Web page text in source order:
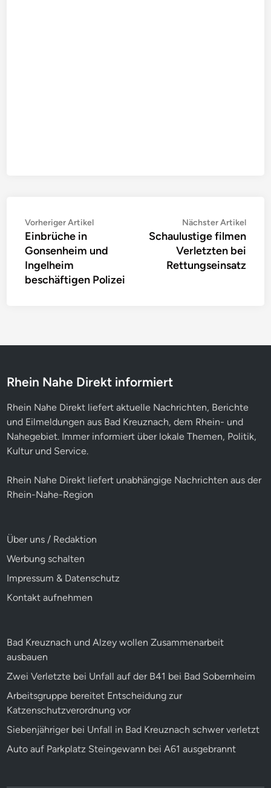
Beitragsnavigation
Vorheriger ArtikelVorheriger
Einbrüche in
Gonsenheim und
Ingelheim
beschäftigen Polizei
Nächster Artikel
Schaulustige filmen
Verletzten bei
Rettungseinsatz
Rhein Nahe Direkt informiert
Rhein Nahe Direkt liefert aktuelle Nachrichten, Berichte
und Eilmeldungen aus Bad Kreuznach, dem Rhein- und
Nahegebiet. Immer informiert über lokale Themen, Politik,
Kultur und Service.
Rhein Nahe Direkt liefert unabhängige Nachrichten aus der
Rhein-Nahe-Region
Über uns / Redaktion
Werbung schalten
Impressum & Datenschutz
Kontakt aufnehmen
Bad Kreuznach und Alzey wollen Zusammenarbeit
ausbauen
Zwei Verletzte bei Unfall auf der B41 bei Bad Sobernheim
Arbeitsgruppe bereitet Entscheidung zur
Katzenschutzverordnung vor
Siebenjähriger bei Unfall in Bad Kreuznach schwer verletzt
Auto auf Parkplatz Steingewann bei A61 ausgebrannt